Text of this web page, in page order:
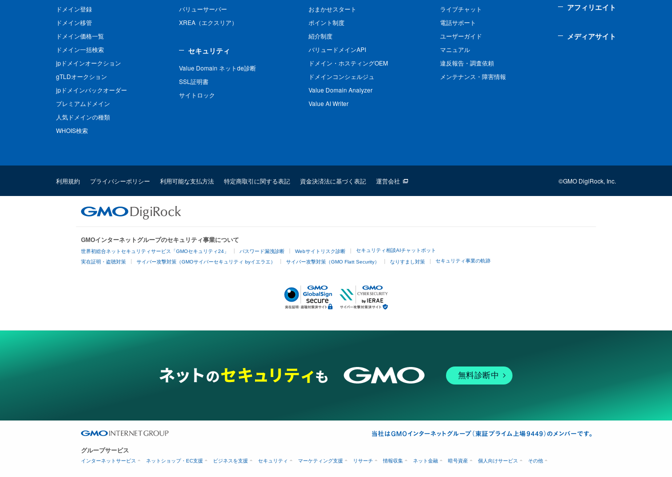
ドメイン登録
ドメイン移管
ドメイン価格一覧
ドメイン一括検索
jpドメインオークション
gTLDオークション
jpドメインバックオーダー
プレミアムドメイン
人気ドメインの種類
WHOIS検索
バリューサーバー
XREA（エクスリア）
セキュリティ
Value Domain ネットde診断
SSL証明書
サイトロック
おまかせスタート
ポイント制度
紹介制度
バリュードメインAPI
ドメイン・ホスティングOEM
ドメインコンシェルジュ
Value Domain Analyzer
Value AI Writer
ライブチャット
電話サポート
ユーザーガイド
マニュアル
違反報告・調査依頼
メンテナンス・障害情報
アフィリエイト
メディアサイト
利用規約 プライバシーポリシー 利用可能な支払方法 特定商取引に関する表記 資金決済法に基づく表記 運営会社 ©GMO DigiRock, Inc.
GMOインターネットグループのセキュリティ事業について
世界初総合ネットセキュリティサービス「GMOセキュリティ24」 パスワード漏洩診断 Webサイトリスク診断 セキュリティ相談AIチャットボット
実在証明・盗聴対策 サイバー攻撃対策（GMOサイバーセキュリティ byイエラエ） サイバー攻撃対策（GMO Flatt Security） なりすまし対策 セキュリティ事業の軌跡
無料診断中
グループサービス
インターネットサービス ネットショップ・EC支援 ビジネスを支援 セキュリティ マーケティング支援 リサーチ 情報収集 ネット金融 暗号資産 個人向けサービス その他